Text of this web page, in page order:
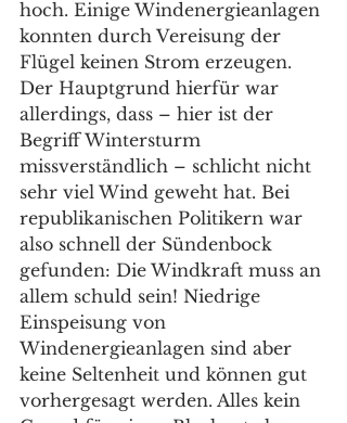
hoch. Einige Windenergieanlagen
konnten durch Vereisung der
Flügel keinen Strom erzeugen.
Der Hauptgrund hierfür war
allerdings, dass – hier ist der
Begriff Wintersturm
missverständlich – schlicht nicht
sehr viel Wind geweht hat. Bei
republikanischen Politikern war
also schnell der Sündenbock
gefunden: Die Windkraft muss an
allem schuld sein! Niedrige
Einspeisung von
Windenergieanlagen sind aber
keine Seltenheit und können gut
vorhergesagt werden. Alles kein